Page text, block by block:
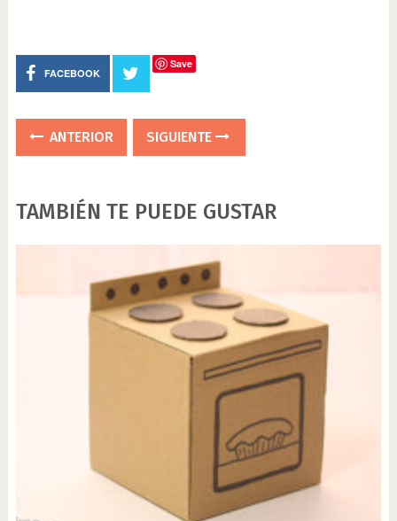
FACEBOOK
Save
ANTERIOR SIGUIENTE
TAMBIÉN TE PUEDE GUSTAR